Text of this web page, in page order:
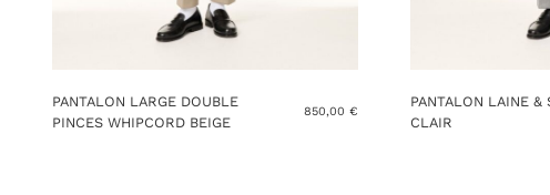
PANTALON LARGE DOUBLE
PINCES WHIPCORD BEIGE
850,00 €
PANTALON LAINE &
CLAIR